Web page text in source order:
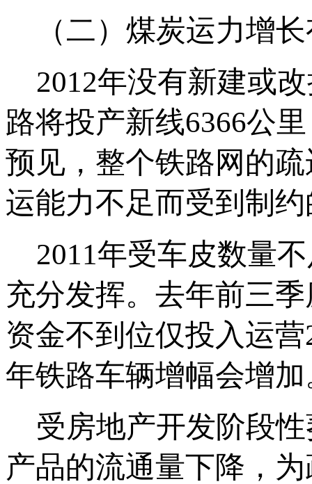
（二）煤炭运力增长
2012年没有新建或
路将投产新线6366公
预见，整个铁路网的
运能力不足而受到制
2011年受车皮数量
充分发挥。去年前三
资金不到位仅投入运
年铁路车辆增幅会增加
受房地产开发阶段性
产品的流通量下降，